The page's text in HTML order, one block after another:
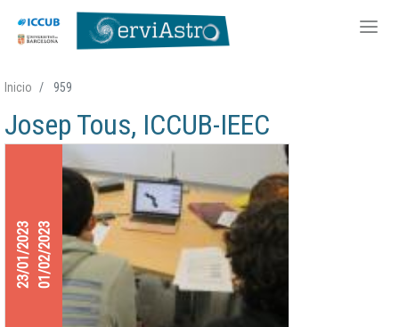
contenido
principal
Inicio 959
Josep Tous, ICCUB-IEEC
23/01/202301/02/2023